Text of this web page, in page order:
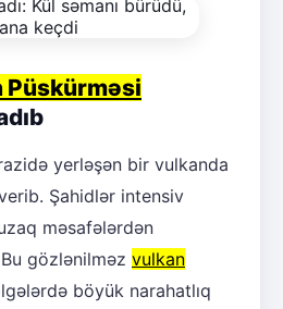
Püskürməsi
yerləşən bir vulkanda
Şahidlər intensiv
məsafələrdən
gözlənilməz vulkan
böyük narahatlıq